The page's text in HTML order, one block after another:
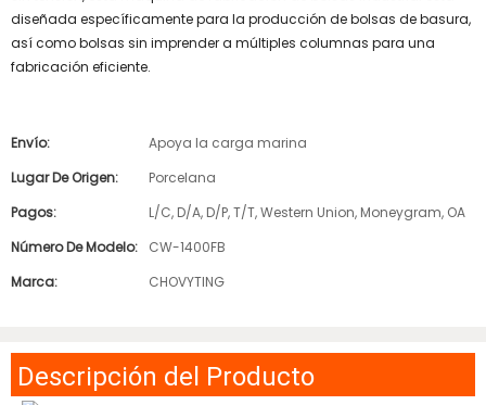
diseñada específicamente para la producción de bolsas de basura,
así como bolsas sin imprender a múltiples columnas para una
fabricación eficiente.
Envío:
Apoya la carga marina
Lugar De Origen:
Porcelana
Pagos:
L/C, D/A, D/P, T/T, Western Union, Moneygram, OA
Número De Modelo:
CW-1400FB
Marca:
CHOVYTING
Descripción del Producto